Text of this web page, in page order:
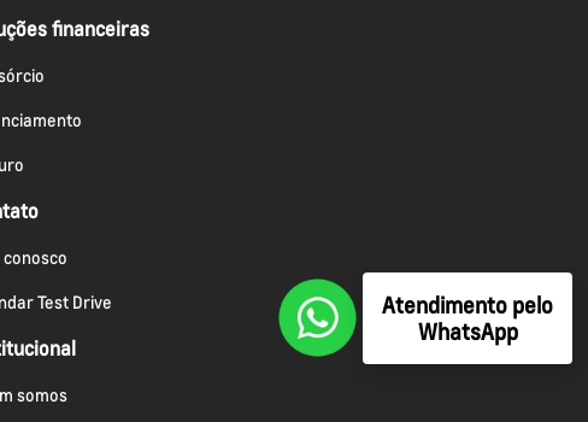
financeiras
conosco
Test Drive
somos
Atendimento pelo
WhatsApp